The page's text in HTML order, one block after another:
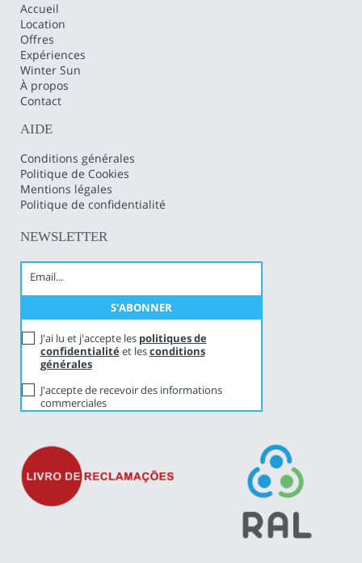
Accueil
Location
Offres
Expériences
Winter Sun
À propos
Contact
AIDE
Conditions générales
Politique de Cookies
Mentions légales
Politique de confidentialité
NEWSLETTER
J'ai lu et j'accepte les politiques de
confidentialitéet lesconditions
générales
J'accepte de recevoir des informations
commerciales